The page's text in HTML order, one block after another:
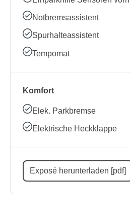
Notbremsassistent
Spurhalteassistent
Tempomat
Komfort
Elek. Parkbremse
Elektrische Heckklappe
Exposé herunterladen [pdf]